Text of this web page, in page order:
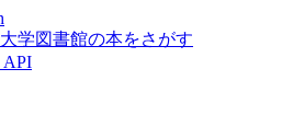
学図書館の本をさがす
API